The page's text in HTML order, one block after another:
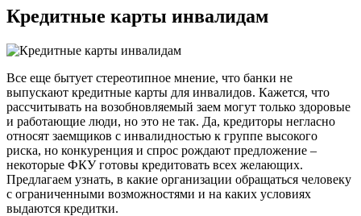
Кредитные карты инвалидам
Все еще бытует стереотипное мнение, что банки не
выпускают кредитные карты для инвалидов. Кажется, что
рассчитывать на возобновляемый заем могут только здоровые
и работающие люди, но это не так. Да, кредиторы негласно
относят заемщиков с инвалидностью к группе высокого
риска, но конкуренция и спрос рождают предложение –
некоторые ФКУ готовы кредитовать всех желающих.
Предлагаем узнать, в какие организации обращаться человеку
с ограниченными возможностями и на каких условиях
выдаются кредитки.